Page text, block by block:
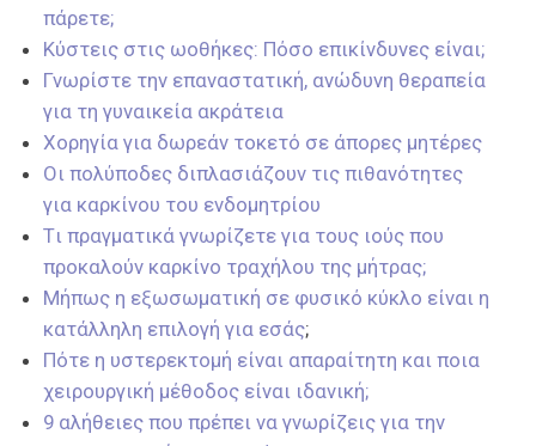
πάρετε;
Κύστεις στις ωοθήκες: Πόσο επικίνδυνες είναι;
Γνωρίστε την επαναστατική, ανώδυνη θεραπεία
για τη γυναικεία ακράτεια
Χορηγία για δωρεάν τοκετό σε άπορες μητέρες
Οι πολύποδες διπλασιάζουν τις πιθανότητες
για καρκίνου του ενδομητρίου
Tι πραγματικά γνωρίζετε για τους ιούς που
προκαλούν καρκίνο τραχήλου της μήτρας;
Μήπως η εξωσωματική σε φυσικό κύκλο είναι η
κατάλληλη επιλογή για εσάς;
Πότε η υστερεκτομή είναι απαραίτητη και ποια
χειρουργική μέθοδος είναι ιδανική;
9 αλήθειες που πρέπει να γνωρίζεις για την